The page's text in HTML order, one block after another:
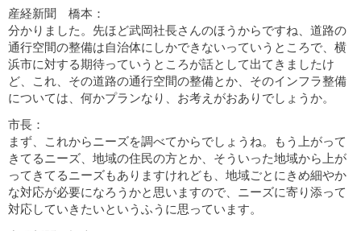
産経新聞 橋本：
分かりました。先ほど武岡社長さんのほうからですね、道路の
通行空間の整備は自治体にしかできないっていうところで、横
浜市に対する期待っていうところが話として出てきましたけ
ど、これ、その道路の通行空間の整備とか、そのインフラ整備
については、何かプランなり、お考えがおありでしょうか。
市長：
まず、これからニーズを調べてからでしょうね。もう上がって
きてるニーズ、地域の住民の方とか、そういった地域から上が
ってきてるニーズもありますけれども、地域ごとにきめ細やか
な対応が必要になろうかと思いますので、ニーズに寄り添って
対応していきたいというふうに思っています。